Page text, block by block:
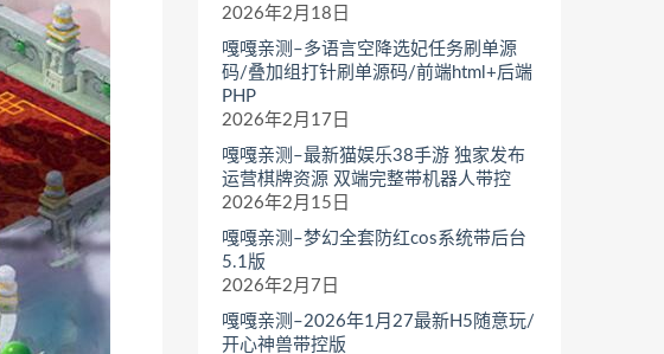
2026年2月18日
嘎嘎亲测–多语言空降选妃任务刷单源
码/叠加组打针刷单源码/前端html+后端
PHP
2026年2月17日
嘎嘎亲测–最新猫娱乐38手游 独家发布
运营棋牌资源 双端完整带机器人带控
2026年2月15日
嘎嘎亲测–梦幻全套防红cos系统带后台
5.1版
2026年2月7日
嘎嘎亲测–2026年1月27最新H5随意玩/
开心神兽带控版